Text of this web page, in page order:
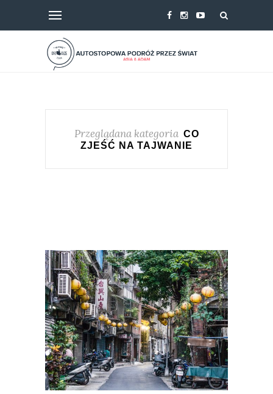
Przeglądana kategoria CO
ZJEŚĆ NA TAJWANIE